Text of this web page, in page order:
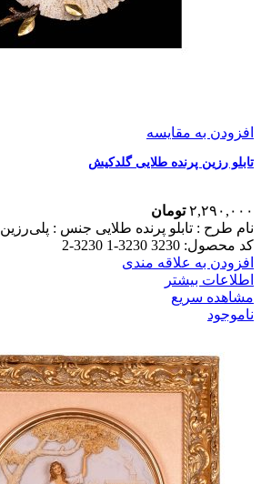
افزودن به مقایسه
تابلو رزین پرنده طلایی گلدکیش
۲,۲۹۰,۰۰۰ تومان
نام طرح :‌ تابلو پرنده طلایی جنس : پلی‌رزین
کد محصول: 3230 3230-1 3230-2
افزودن به علاقه مندی
اطلاعات بیشتر
مشاهده سریع
ناموجود